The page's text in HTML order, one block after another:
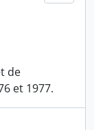
de
et 1977.